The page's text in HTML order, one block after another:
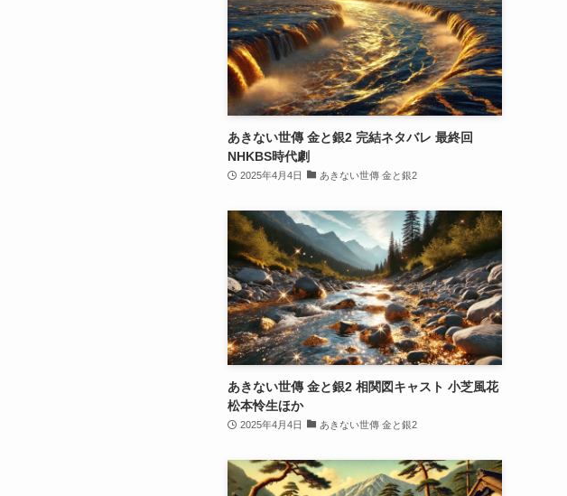
あきない世傳 金と銀2 完結ネタバレ 最終回
NHKBS時代劇
2025年4月4日 あきない世傳 金と銀2
あきない世傳 金と銀2 相関図キャスト 小芝風花
松本怜生ほか
2025年4月4日 あきない世傳 金と銀2